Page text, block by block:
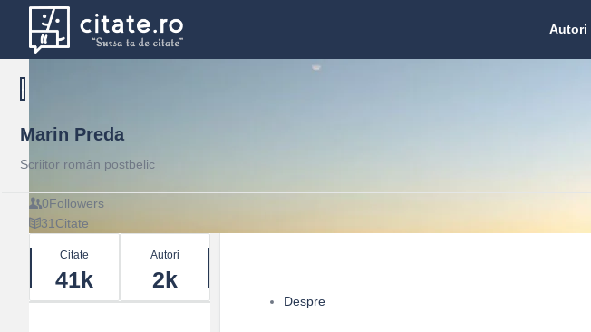
Autori
Marin Preda
Scriitor român postbelic
0Followers
31 Citate
Despre
Stats
Citate
41k
Autori
2k